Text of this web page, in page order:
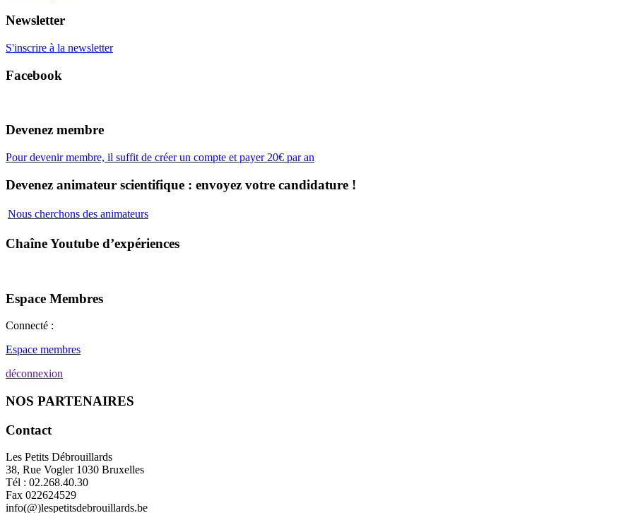
Newsletter
S'inscrire à la newsletter
Facebook
Devenez membre
Pour devenir membre, il suffit de créer un compte et payer 20€ par an
Devenez animateur scientifique : envoyez votre candidature !
Nous cherchons des animateurs
Chaîne Youtube d’expériences
Espace Membres
Connecté :
Espace membres
déconnexion
NOS PARTENAIRES
Contact
Les Petits Débrouillards
38, Rue Vogler 1030 Bruxelles
Tél : 02.268.40.30
Fax 022624529
info(@)lespetitsdebrouillards.be